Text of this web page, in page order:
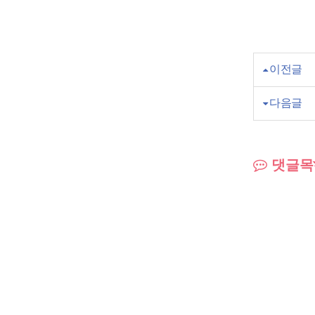
이전글
다음글
댓글